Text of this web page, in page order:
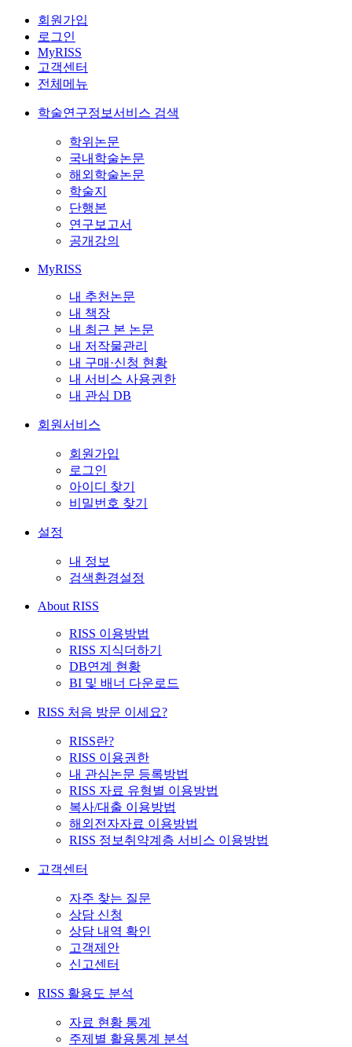
회원가입
로그인
MyRISS
고객센터
전체메뉴
학술연구정보서비스 검색
학위논문
국내학술논문
해외학술논문
학술지
단행본
연구보고서
공개강의
MyRISS
내 추천논문
내 책장
내 최근 본 논문
내 저작물관리
내 구매·신청 현황
내 서비스 사용권한
내 관심 DB
회원서비스
회원가입
로그인
아이디 찾기
비밀번호 찾기
설정
내 정보
검색환경설정
About RISS
RISS 이용방법
RISS 지식더하기
DB연계 현황
BI 및 배너 다운로드
RISS 처음 방문 이세요?
RISS란?
RISS 이용권한
내 관심논문 등록방법
RISS 자료 유형별 이용방법
복사/대출 이용방법
해외전자자료 이용방법
RISS 정보취약계층 서비스 이용방법
고객센터
자주 찾는 질문
상담 신청
상담 내역 확인
고객제안
신고센터
RISS 활용도 분석
자료 현황 통계
주제별 활용통계 분석